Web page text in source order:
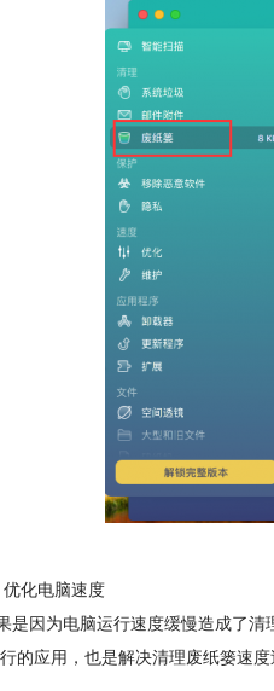
化电脑速度
因为电脑运行速度缓慢造成了清理
的应用，也是解决清理废纸篓速度